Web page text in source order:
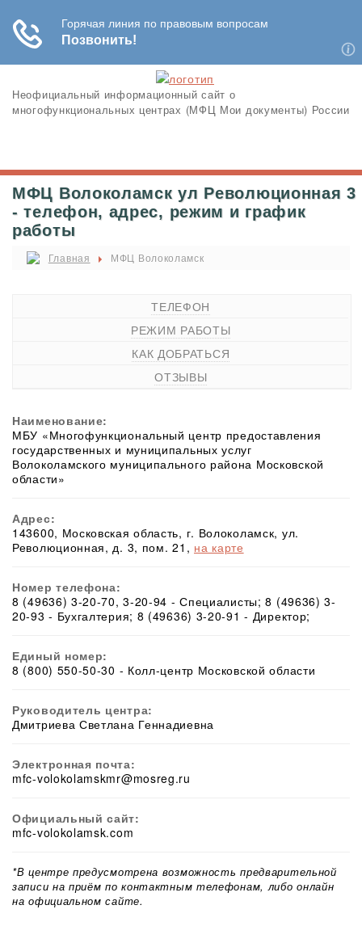
Неофициальный информационный сайт о
многофункциональных центрах (МФЦ Мои документы) России
МФЦ Волоколамск ул Революционная 3
- телефон, адрес, режим и график
работы
Главная МФЦ Волоколамск
ТЕЛЕФОН
РЕЖИМ РАБОТЫ
КАК ДОБРАТЬСЯ
ОТЗЫВЫ
Наименование:
МБУ «Многофункциональный центр предоставления
государственных и муниципальных услуг
Волоколамского муниципального района Московской
области»
Адрес:
143600, Московская область, г. Волоколамск, ул.
Революционная, д. 3, пом. 21, на карте
Номер телефона:
8 (49636) 3-20-70, 3-20-94 - Специалисты; 8 (49636) 3-
20-93 - Бухгалтерия; 8 (49636) 3-20-91 - Директор;
Единый номер:
8 (800) 550-50-30 - Колл-центр Московской области
Руководитель центра:
Дмитриева Светлана Геннадиевна
Электронная почта:
mfc-volokolamskmr@mosreg.ru
Официальный сайт:
mfc-volokolamsk.com
*В центре предусмотрена возможность предварительной
записи на приём по контактным телефонам, либо онлайн
на официальном сайте.